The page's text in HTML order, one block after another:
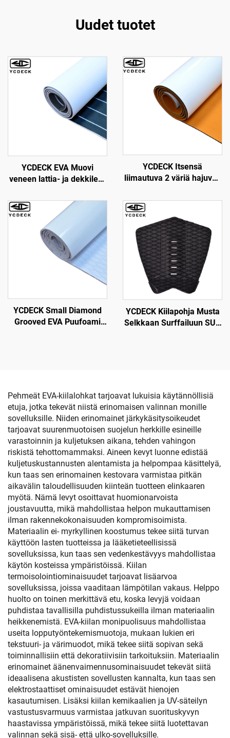
Uudet tuotet
YCDECK EVA Muovi
veneen lattia- ja dekkilevy
itsensä liimautuva lattia
motorveneille, caravanille,
yhtareille, kajakkeille,
uima-allaselle, merelliselle
dekillä ja padille
YCDECK Itsensä
liimautuva 2 väriä hajuvaa
CNC-reititykseen
YCDECK Small Diamond
Grooved EVA Puufoami
YCDECK Kiilapohja Musta
Selkkaan Surffailuun SUP
Pehmeät EVA-kiilalohkat tarjoavat lukuisia käytännöllisiä
etuja, jotka tekevät niistä erinomaisen valinnan monille
sovelluksille. Niiden erinomainet järkykäsitysoikeudet
tarjoavat suurenmuotoisen suojelun herkkille esineille
varastoinnin ja kuljetuksen aikana, tehden vahingon
riskistä tehottomammaksi. Aineen kevyt luonne edistää
kuljetuskustannusten alentamista ja helpompaa käsittelyä,
kun taas sen erinomainen kestovara varmistaa pitkän
aikavälin taloudellisuuden kiinteän tuotteen elinkaaren
myötä. Nämä levyt osoittavat huomionarvoista
joustavuutta, mikä mahdollistaa helpon mukauttamisen
ilman rakennekokonaisuuden kompromisoimista.
Materiaalin ei- myrkyllinen koostumus tekee siitä turvan
käyttöön lasten tuotteissa ja lääketieteellisissä
sovelluksissa, kun taas sen vedenkestävyys mahdollistaa
käytön kosteissa ympäristöissä. Kiilan
termoisolointiominaisuudet tarjoavat lisäarvoa
sovelluksissa, joissa vaaditaan lämpötilan vakaus. Helppo
huolto on toinen merkittävä etu, koska levyjä voidaan
puhdistaa tavallisilla puhdistussukeilla ilman materiaalin
heikkenemistä. EVA-kiilan monipuolisuus mahdollistaa
useita lopputyöntekemismuotoja, mukaan lukien eri
tekstuuri- ja värimuodot, mikä tekee siitä sopivan sekä
toiminnallisiin että dekoratiivisiin tarkoituksiin. Materiaalin
erinomainet äänenvaimennusominaisuudet tekevät siitä
ideaalisena akustisten sovellusten kannalta, kun taas sen
elektrostaattiset ominaisuudet estävät hienojen
kasautumisen. Lisäksi kiilan kemikaalien ja UV-säteilyn
vastustusvarmuus varmistaa jatkuvan suorituskyvyn
haastavissa ympäristöissä, mikä tekee siitä luotettavan
valinnan sekä sisä- että ulko-sovelluksille.